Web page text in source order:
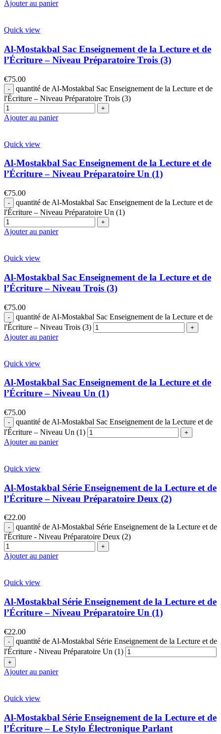
Ajouter au panier
Quick view
Al-Mostakbal Sac Enseignement de la Lecture et de
l’Écriture – Niveau Préparatoire Trois (3)
€75.00
quantité de Al-Mostakbal Sac Enseignement de la Lecture et de
l'Écriture – Niveau Préparatoire Trois (3)
Ajouter au panier
Quick view
Al-Mostakbal Sac Enseignement de la Lecture et de
l’Écriture – Niveau Préparatoire Un (1)
€75.00
quantité de Al-Mostakbal Sac Enseignement de la Lecture et de
l'Écriture – Niveau Préparatoire Un (1)
Ajouter au panier
Quick view
Al-Mostakbal Sac Enseignement de la Lecture et de
l’Écriture – Niveau Trois (3)
€75.00
quantité de Al-Mostakbal Sac Enseignement de la Lecture et de
l'Écriture – Niveau Trois (3)
Ajouter au panier
Quick view
Al-Mostakbal Sac Enseignement de la Lecture et de
l’Écriture – Niveau Un (1)
€75.00
quantité de Al-Mostakbal Sac Enseignement de la Lecture et de
l'Écriture – Niveau Un (1)
Ajouter au panier
Quick view
Al-Mostakbal Série Enseignement de la Lecture et de
l’Écriture – Niveau Préparatoire Deux (2)
€22.00
quantité de Al-Mostakbal Série Enseignement de la Lecture et de
l'Écriture - Niveau Préparatoire Deux (2)
Ajouter au panier
Quick view
Al-Mostakbal Série Enseignement de la Lecture et de
l’Écriture – Niveau Préparatoire Un (1)
€22.00
quantité de Al-Mostakbal Série Enseignement de la Lecture et de
l'Écriture - Niveau Préparatoire Un (1)
Ajouter au panier
Quick view
Al-Mostakbal Série Enseignement de la Lecture et de
l’Écriture – Le Stylo Électronique Parlant